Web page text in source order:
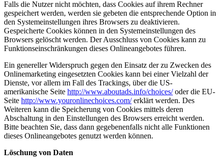
Falls die Nutzer nicht möchten, dass Cookies auf ihrem Rechner
gespeichert werden, werden sie gebeten die entsprechende Option in
den Systemeinstellungen ihres Browsers zu deaktivieren.
Gespeicherte Cookies können in den Systemeinstellungen des
Browsers gelöscht werden. Der Ausschluss von Cookies kann zu
Funktionseinschränkungen dieses Onlineangebotes führen.
Ein genereller Widerspruch gegen den Einsatz der zu Zwecken des
Onlinemarketing eingesetzten Cookies kann bei einer Vielzahl der
Dienste, vor allem im Fall des Trackings, über die US-
amerikanische Seite http://www.aboutads.info/choices/oder die EU-
Seite http://www.youronlinechoices.com/erklärt werden. Des
Weiteren kann die Speicherung von Cookies mittels deren
Abschaltung in den Einstellungen des Browsers erreicht werden.
Bitte beachten Sie, dass dann gegebenenfalls nicht alle Funktionen
dieses Onlineangebotes genutzt werden können.
Löschung von Daten